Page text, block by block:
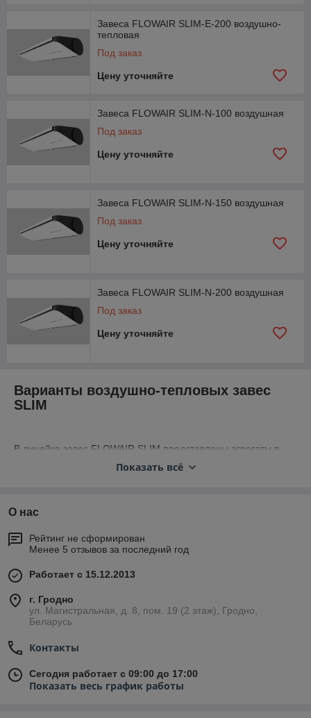
Завеса FLOWAIR SLIM-Е-200 воздушно-
тепловая
Под заказ
Цену уточняйте
Завеса FLOWAIR SLIM-N-100 воздушная
Под заказ
Цену уточняйте
Завеса FLOWAIR SLIM-N-150 воздушная
Под заказ
Цену уточняйте
Завеса FLOWAIR SLIM-N-200 воздушная
Под заказ
Цену уточняйте
Варианты воздушно-тепловых завес
SLIM
В линейке завес FLOWAIR SLIM представлены агрегаты в
трех типоразмерах: 1 метр, 1,5 метра и 2 метра.
Отличительные характеристики
тепловых завес SLIM
Универсальность.
и минимальной ширине, завесы SLIM вписываются в 99%
помещений.
Автоматика.
встроенными клавишными переключателями, также
возможно автоматическое управление, с использованием
современных систем.
Показать всё
О нас
Рейтинг не сформирован
Менее 5 отзывов за последний год
Работает с 15.12.2013
г. Гродно
ул. Магистральная, д. 8, пом. 19 (2 этаж), Гродно,
Беларусь
Контакты
Сегодня работает с 09:00 до 17:00
Показать весь график работы